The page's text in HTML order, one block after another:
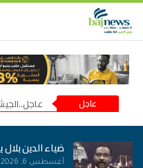
عاجل
ضياء الدين
أغسطس 6, 2026